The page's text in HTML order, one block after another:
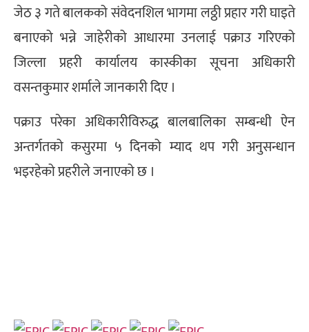
जेठ ३ गते बालकको संवेदनशिल भागमा लठ्ठी प्रहार गरी घाइते
बनाएको भन्ने जाहेरीको आधारमा उनलाई पक्राउ गरिएको
जिल्ला प्रहरी कार्यालय कास्कीका सूचना अधिकारी
वसन्तकुमार शर्माले जानकारी दिए ।
पक्राउ परेका अधिकारीविरुद्ध बालबालिका सम्बन्धी ऐन
अन्तर्गतको कसुरमा ५ दिनको म्याद थप गरी अनुसन्धान
भइरहेको प्रहरीले जनाएको छ ।